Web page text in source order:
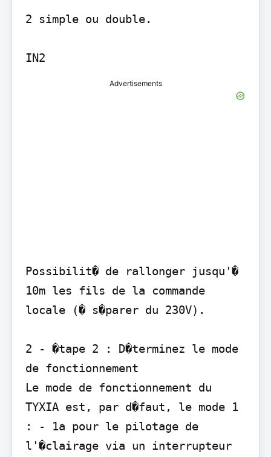
2 simple ou double.
IN2
Advertisements
Possibilit� de rallonger jusqu'�
10m les fils de la commande
locale (� s�parer du 230V).
2 - �tape 2 : D�terminez le mode
de fonctionnement
Le mode de fonctionnement du
TYXIA est, par d�faut, le mode 1
: - 1a pour le pilotage de
l'�clairage via un interrupteur